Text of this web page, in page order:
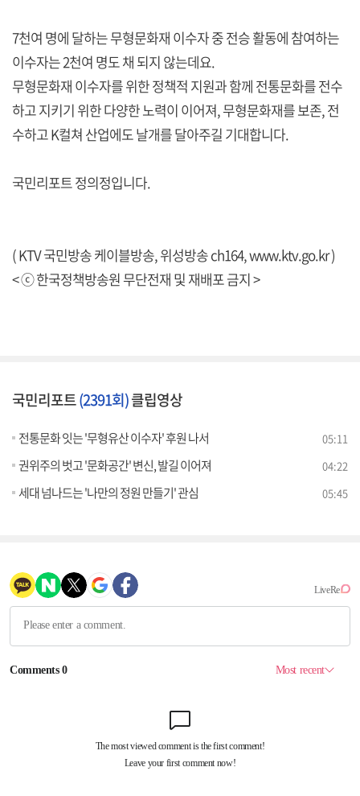
7천여 명에 달하는 무형문화재 이수자 중 전승 활동에 참여하는
이수자는 2천여 명도 채 되지 않는데요.
무형문화재 이수자를 위한 정책적 지원과 함께 전통문화를 전수
하고 지키기 위한 다양한 노력이 이어져, 무형문화재를 보존, 전
수하고 K컬쳐 산업에도 날개를 달아주길 기대합니다.
국민리포트 정의정입니다.
( KTV 국민방송 케이블방송, 위성방송 ch164,www.ktv.go.kr)
< ⓒ 한국정책방송원 무단전재 및 재배포 금지 >
국민리포트(2391회)클립영상
전통문화 잇는 '무형유산 이수자' 후원 나서 05:11
권위주의 벗고 '문화공간' 변신, 발길 이어져 04:22
세대 넘나드는 '나만의 정원 만들기' 관심 05:45